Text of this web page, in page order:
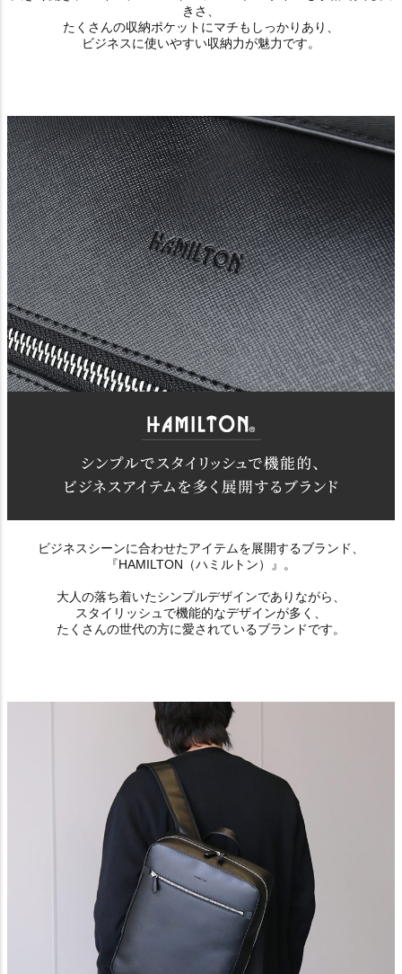
きさ、
たくさんの収納ポケットにマチもしっかりあり、
ビジネスに使いやすい収納力が魅力です。
ビジネスシーンに合わせたアイテムを展開するブランド、
『HAMILTON（ハミルトン）』。
大人の落ち着いたシンプルデザインでありながら、
スタイリッシュで機能的なデザインが多く、
たくさんの世代の方に愛されているブランドです。